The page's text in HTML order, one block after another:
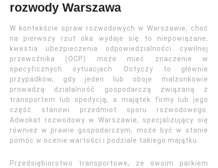
rozwody Warszawa
W kontekście spraw rozwodowych w Warszawie, choć
na pierwszy rzut oka wydaje się to niepowiązane,
kwestia ubezpieczenia odpowiedzialności cywilnej
przewoźnika (OCP) może mieć znaczenie w
specyficznych sytuacjach. Dotyczy to głównie
przypadków, gdy jeden lub oboje małżonkowie
prowadzą działalność gospodarczą związaną z
transportem lub spedycją, a majątek firmy lub jego
część stanowi przedmiot sporu rozwodowego.
Adwokat rozwodowy w Warszawie, specjalizujący się
również w prawie gospodarczym, może być w stanie
pomóc w ocenie wartości i podziale takiego majątku.
Przedsiębiorstwo transportowe, ze swoim parkiem